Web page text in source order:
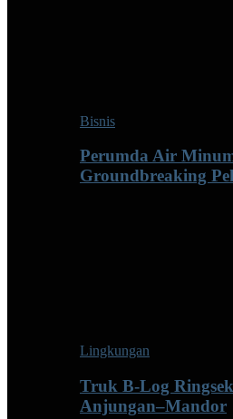
Bisnis
Perumda Air
Groundbreaking
Lingkungan
Truk B-Log
Anjungan–Mandor